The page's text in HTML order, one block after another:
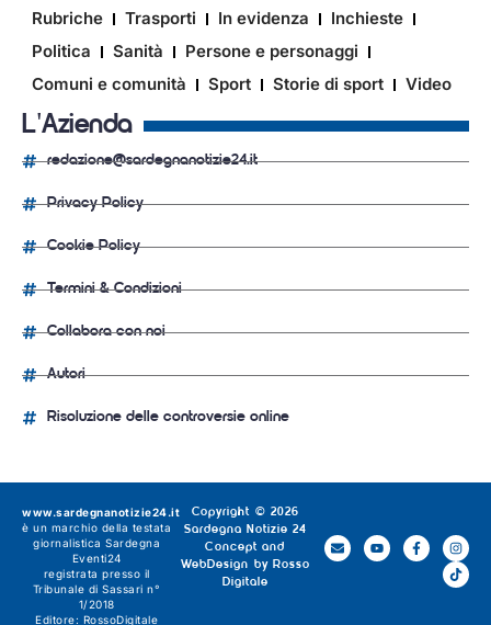
Rubriche
Trasporti In evidenza
Inchieste
Politica
Sanità
Persone e personaggi
Comuni e comunità
Sport Storie di sport Video
L'Azienda
redazione@sardegnanotizie24.it
Privacy Policy
Cookie Policy
Termini & Condizioni
Collabora con noi
Autori
Risoluzione delle controversie online
Copyright © 2026
Sardegna Notizie 24
Concept and
WebDesign by Rosso
Digitale
www.sardegnanotizie24.it
è un marchio della testata
giornalistica Sardegna
Eventi24
registrata presso il
Tribunale di Sassari n°
1/2018
Editore: RossoDigitale